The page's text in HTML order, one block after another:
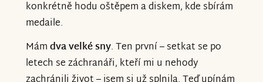
konkrétně hodu oštěpem a diskem, kde sbírám
medaile.
Mámdva velké sny. Ten první – setkat se po
letech se záchranáři, kteří mi u nehody